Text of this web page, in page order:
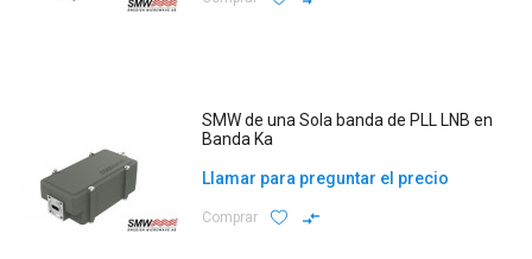
SMW de una Sola banda de PLL LNB en
Banda Ka
Llamar para preguntar el precio
Comprar